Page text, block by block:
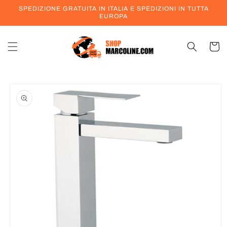
direttamente
SPEDIZIONE GRATUITA IN ITALIA E SPEDIZIONI IN TUTTA
EUROPA
Carrello
informazioni
sul prodotto